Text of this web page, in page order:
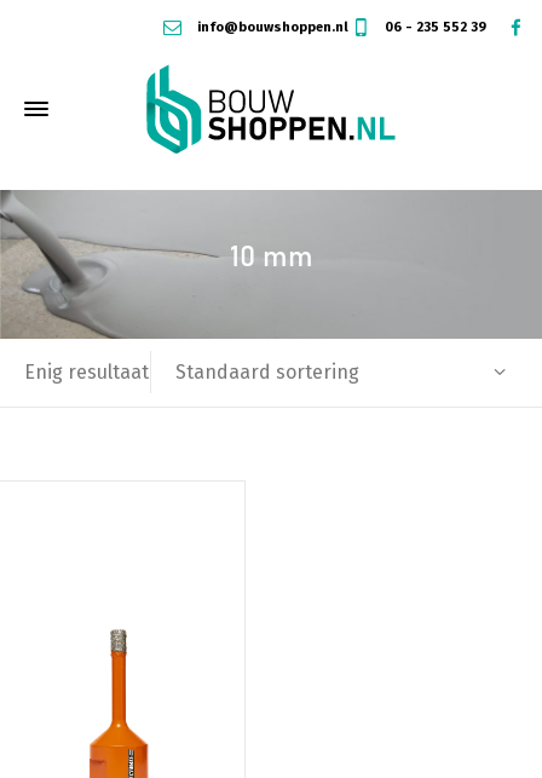
info@bouwshoppen.nl 06 - 235 552 39
10 mm
Enig resultaat Standaard sortering